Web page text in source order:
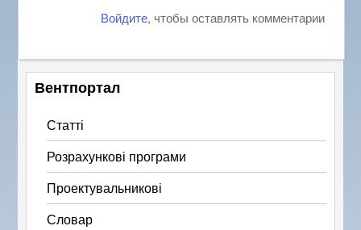
Войдите, чтобы оставлять комментарии
Вентпортал
Статті
Розрахункові програми
Проектувальникові
Словар